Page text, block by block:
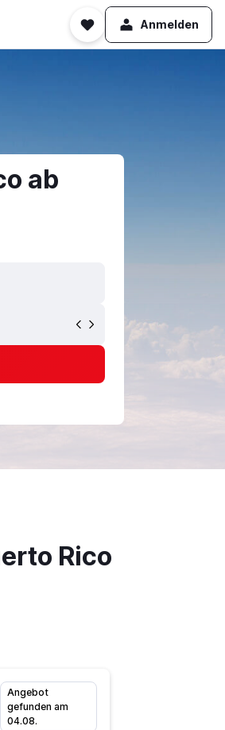
Anmelden
ab
Rico
Angebot
gefunden am
04.08.